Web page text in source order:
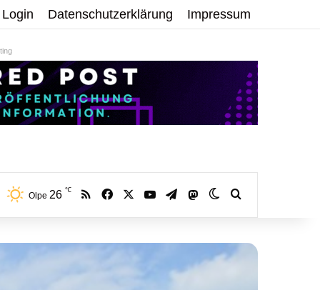
Login Datenschutzerklärung Impressum
Olpe 26 ℃ RSS Facebook YouTubeTelegramMastodonSkin umschalten